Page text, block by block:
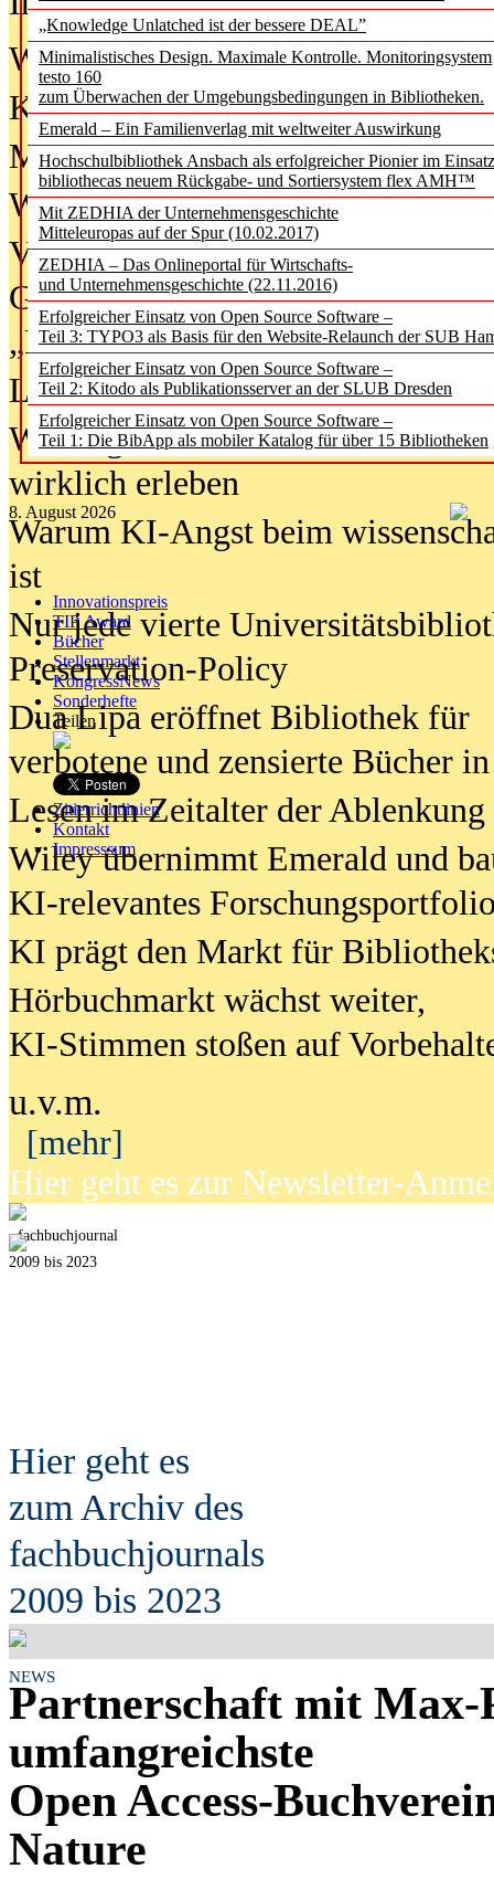
„Knowledge Unlatched ist der bessere DEAL”
Minimalistisches Design. Maximale Kontrolle. Monitoringsystem
testo 160
zum Überwachen der Umgebungsbedingungen in Bibliotheken.
Emerald – Ein Familienverlag mit weltweiter Auswirkung
Hochschulbibliothek Ansbach als erfolgreicher Pionier im
bibliothecas neuem Rückgabe- und Sortiersystem flex AMH™
Mit ZEDHIA der Unternehmensgeschichte
Mitteleuropas auf der Spur (10.02.2017)
ZEDHIA – Das Onlineportal für Wirtschafts-
und Unternehmensgeschichte (22.11.2016)
Erfolgreicher Einsatz von Open Source Software –
Teil 3: TYPO3 als Basis für den Website-Relaunch der SUB
Erfolgreicher Einsatz von Open Source Software –
Teil 2: Kitodo als Publikationsserver an der SLUB Dresden
Erfolgreicher Einsatz von Open Source Software –
Teil 1: Die BibApp als mobiler Katalog für über 15 Bibliotheken
8. August 2026
Innovationspreis
TIP Award
Bücher
Stellenmarkt
KongressNews
Sonderhefte
Teilen
Zitierrichtlinien
Kontakt
Impresssum
Was Hochschul­bibliotheken von
Kinder in der digitalen Welt
Metadaten als Infrastruktur
Wenn Bots katalogisieren
Von Abschlusskleidern bis
Geisterjagd-Ausrüstung in der
„Library of Things“ unterwegs
Lesen als Infrastrukturaufgabe
Wie Jugendliche Social Media
wirklich erleben
Warum KI-Angst beim
ist
Nur jede vierte
Preservation-Policy
Dua Lipa eröffnet Bibliothek für
verbotene und zensierte Bücher
Lesen im Zeitalter der Ablenkung
Wiley übernimmt Emerald und
KI-relevantes
KI prägt den Markt für
Hörbuchmarkt wächst weiter,
KI-Stimmen stoßen auf
u.v.m.
[mehr]
Hier geht es zur Newsletter-
fachbuchjournal
2009 bis 2023
Hier geht es
zum Archiv des
fachbuchjournals
2009 bis 2023
NEWS
Partnerschaft mit Max-
umfangreichste
Open Access-
Nature